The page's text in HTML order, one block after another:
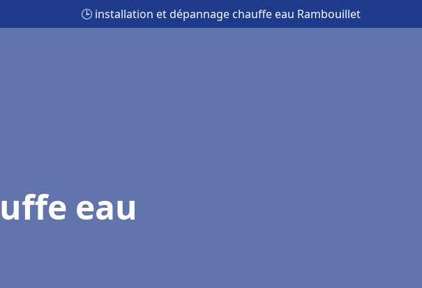
🕒 installation et dépannage chauffe eau Rambouillet
eau